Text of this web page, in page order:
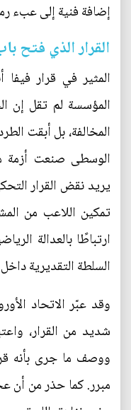
إضافة فنية إلى عبء
القرار الذي فتح
المثير في قرار فيفا
المؤسسة لم تقل إن
المخالفة، بل أبقت
الوسطى صنعت أزمة
يريد نقض القرار
تمكين اللاعب من
ارتباطًا بالعدالة
السلطة التقديرية
وقد عبّر الاتحاد
شديد من القرار،
ووصف ما جرى بأنه
مبرر. كما حذر من أن